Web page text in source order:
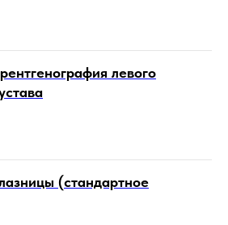
левого
(стандартное